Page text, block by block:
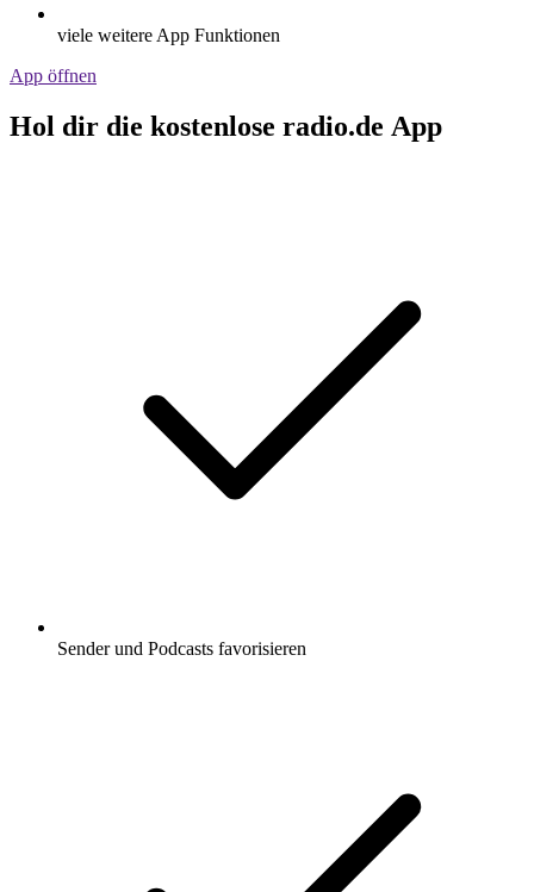
viele weitere App Funktionen
App öffnen
Hol dir die kostenlose radio.de App
Sender und Podcasts favorisieren